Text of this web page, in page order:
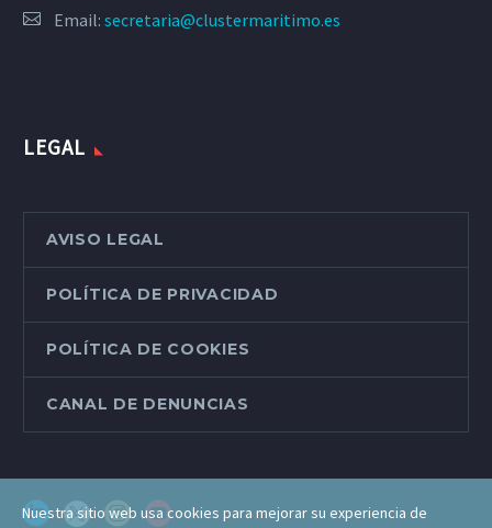
Email: secretaria@clustermaritimo.es
LEGAL
AVISO LEGAL
POLÍTICA DE PRIVACIDAD
POLÍTICA DE COOKIES
CANAL DE DENUNCIAS
Nuestra sitio web usa cookies para mejorar su experiencia de